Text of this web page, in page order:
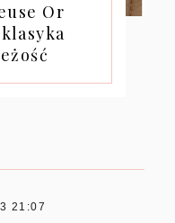
Or
21:07